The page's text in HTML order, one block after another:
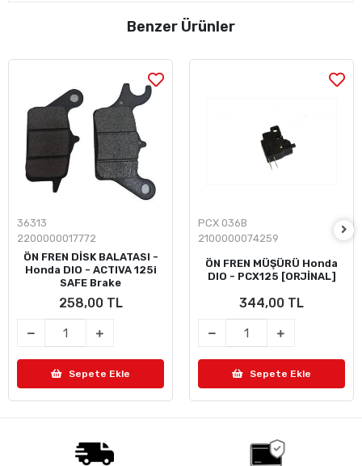
Benzer Ürünler
36313
2200000017772
ÖN FREN DİSK BALATASI -
Honda DIO - ACTIVA 125i
SAFE Brake
258,00 TL
Sepete Ekle
PCX 036B
2100000074259
ÖN FREN MÜŞÜRÜ Honda
DIO - PCX125 [ORJİNAL]
344,00 TL
Sepete Ekle